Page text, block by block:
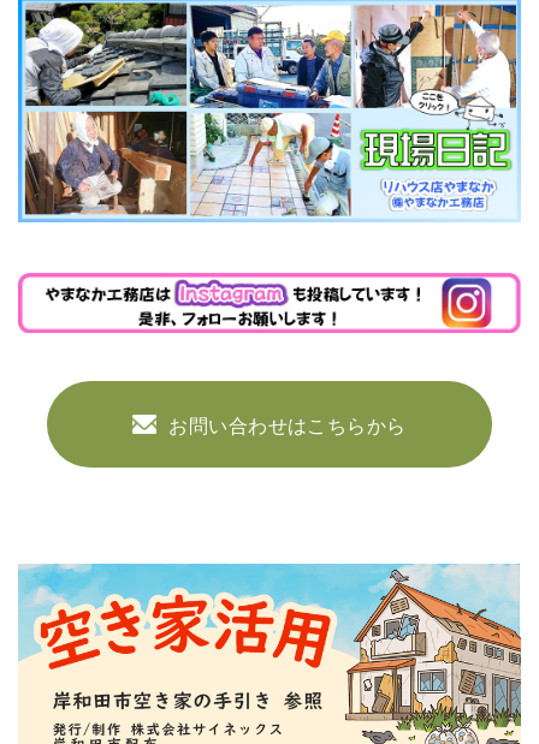
お問い合わせはこちらから